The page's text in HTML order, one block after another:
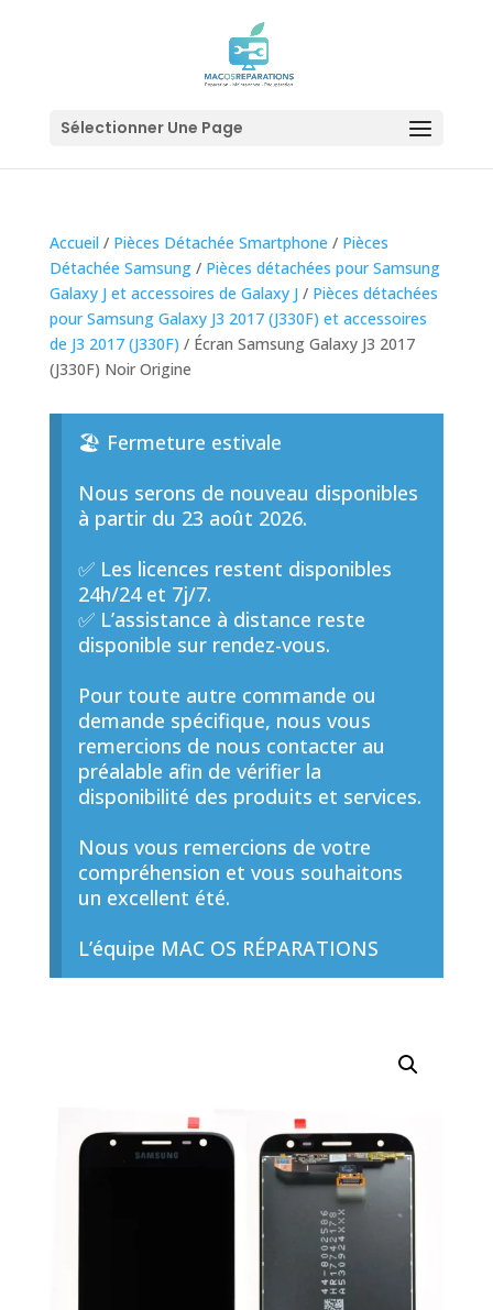
Sélectionner Une Page
Accueil / Pièces Détachée Smartphone / Pièces
Détachée Samsung/ Pièces détachées pour Samsung
Galaxy J et accessoires de Galaxy J / Pièces détachées
pour Samsung Galaxy J3 2017 (J330F) et accessoires
de J3 2017 (J330F) / Écran Samsung Galaxy J3 2017
(J330F) Noir Origine
🏖️ Fermeture estivale
Nous serons de nouveau disponibles
à partir du 23 août 2026.
✅ Les licences restent disponibles
24h/24 et 7j/7.
✅ L’assistance à distance reste
disponible sur rendez-vous.
Pour toute autre commande ou
demande spécifique, nous vous
remercions de nous contacter au
préalable afin de vérifier la
disponibilité des produits et services.
Nous vous remercions de votre
compréhension et vous souhaitons
un excellent été.
L’équipe MAC OS RÉPARATIONS